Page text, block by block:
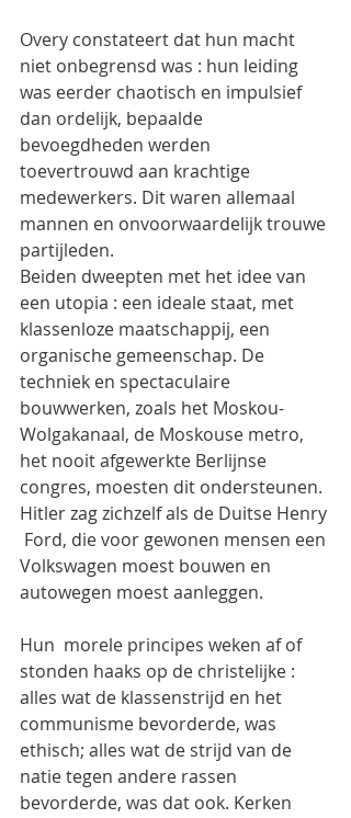
Overy constateert dat hun macht
niet onbegrensd was : hun leiding
was eerder chaotisch en impulsief
dan ordelijk, bepaalde
bevoegdheden werden
toevertrouwd aan krachtige
medewerkers. Dit waren allemaal
mannen en onvoorwaardelijk trouwe
partijleden.
Beiden dweepten met het idee van
een utopia : een ideale staat, met
klassenloze maatschappij, een
organische gemeenschap. De
techniek en spectaculaire
bouwwerken, zoals het Moskou-
Wolgakanaal, de Moskouse metro,
het nooit afgewerkte Berlijnse
congres, moesten dit ondersteunen.
Hitler zag zichzelf als de Duitse Henry
Ford, die voor gewonen mensen een
Volkswagen moest bouwen en
autowegen moest aanleggen.
Hun  morele principes weken af of
stonden haaks op de christelijke :
alles wat de klassenstrijd en het
communisme bevorderde, was
ethisch; alles wat de strijd van de
natie tegen andere rassen
bevorderde, was dat ook. Kerken